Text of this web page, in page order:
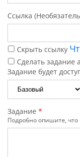
Ссылка
Скрыть ссылку
Сделать
Задание будет
Задание *
Подробно опишите, что